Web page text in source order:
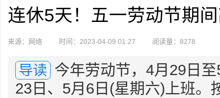
连休5天！五一劳动节期
来源：网络 时间：2023-04-09 01:27 阅读量：8278
导读 今年劳动节，4月29日
23日、5月6日(星期六)上班。